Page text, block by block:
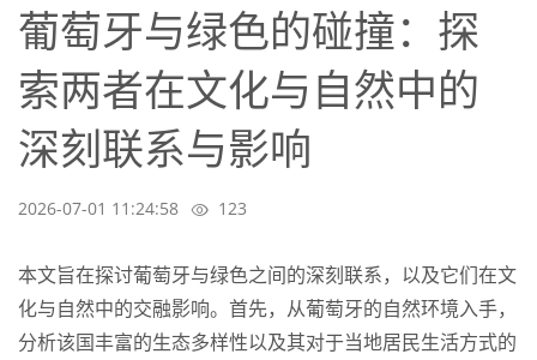
葡萄牙与绿色的碰撞：探
索两者在文化与自然中的
深刻联系与影响
2026-07-01 11:24:58 123
本文旨在探讨葡萄牙与绿色之间的深刻联系，以及它们在文
化与自然中的交融影响。首先，从葡萄牙的自然环境入手，
分析该国丰富的生态多样性以及其对于当地居民生活方式的